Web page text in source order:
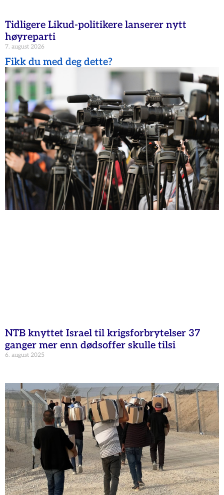
Tidligere Likud-politikere lanserer nytt
høyreparti
7. august 2026
Fikk du med deg dette?
NTB knyttet Israel til krigsforbrytelser 37
ganger mer enn dødsoffer skulle tilsi
6. august 2025